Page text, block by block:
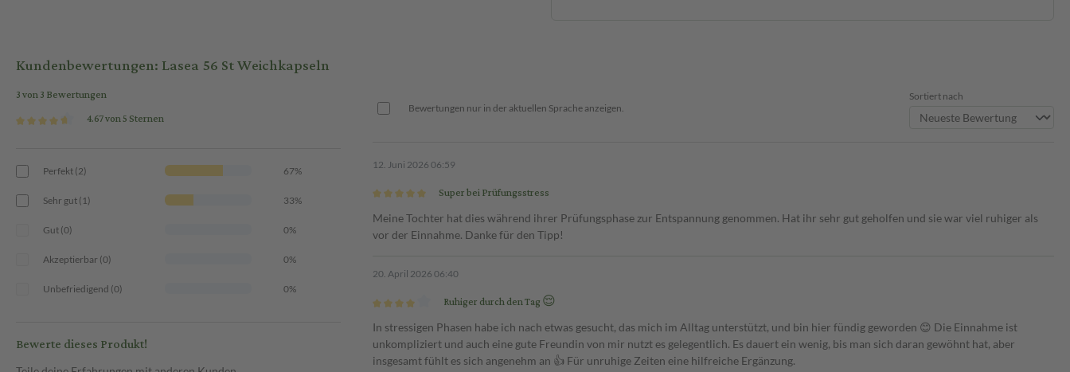
Kundenbewertungen: Lasea 56 St Weichkapseln
3 von 3 Bewertungen
4.67 von 5 Sternen
Perfekt (2) 67%
Sehr gut (1) 33%
Gut (0) 0%
Akzeptierbar (0) 0%
Unbefriedigend (0) 0%
Bewerte dieses Produkt!
Bewertungen nur in der aktuellen Sprache anzeigen.
Sortiert nach
12. Juni 2026 06:59
Super bei Prüfungsstress
Meine Tochter hat dies während ihrer Prüfungsphase zur Entspannung genommen. Hat ihr sehr gut geholfen und sie war viel ruhiger als
vor der Einnahme. Danke für den Tipp!
20. April 2026 06:40
Ruhiger durch den Tag 😌
In stressigen Phasen habe ich nach etwas gesucht, das mich im Alltag unterstützt, und bin hier fündig geworden 😊 Die Einnahme ist
unkompliziert und auch eine gute Freundin von mir nutzt es gelegentlich. Es dauert ein wenig, bis man sich daran gewöhnt hat, aber
insgesamt fühlt es sich angenehm an 👍 Für unruhige Zeiten eine hilfreiche Ergänzung.